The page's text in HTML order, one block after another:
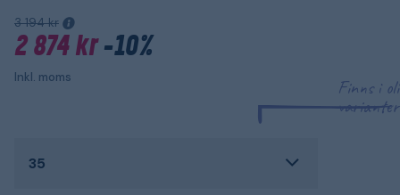
3 194 kr
2 874 kr-10%
Inkl. moms
Finns i
varianter
35